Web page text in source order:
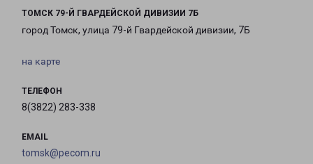
ТОМСК 79-Й ГВАРДЕЙСКОЙ ДИВИЗИИ 7Б
город Томск, улица 79-й Гвардейской дивизии, 7Б
на карте
ТЕЛЕФОН
8(3822) 283-338
EMAIL
tomsk@pecom.ru